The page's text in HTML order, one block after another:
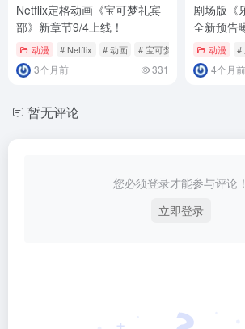
Netflix定格动画《宝可梦礼宾
部》新章节9/4上线！
动漫 # Netflix # 动画 # 宝可梦礼宾部
3个月前 331
剧场版《
全新预告
确定！
动漫 #
4个月前
暂无评论
您必须登录才能参与评论！
立即登录